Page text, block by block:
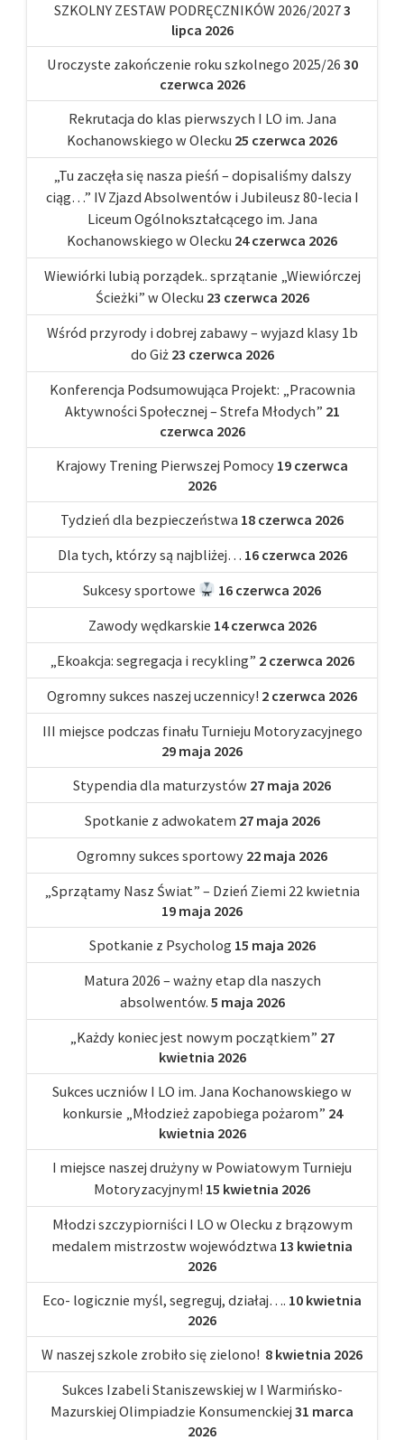
SZKOLNY ZESTAW PODRĘCZNIKÓW 2026/20273
lipca 2026
Uroczyste zakończenie roku szkolnego 2025/26 30
czerwca 2026
Rekrutacja do klas pierwszych I LO im. Jana
Kochanowskiego w Olecku 25 czerwca 2026
„Tu zaczęła się nasza pieśń – dopisaliśmy dalszy
ciąg…” IV Zjazd Absolwentów i Jubileusz 80-lecia I
Liceum Ogólnokształcącego im. Jana
Kochanowskiego w Olecku 24 czerwca 2026
Wiewiórki lubią porządek.. sprzątanie „Wiewiórczej
Ścieżki” w Olecku 23 czerwca 2026
Wśród przyrody i dobrej zabawy – wyjazd klasy 1b
do Giż 23 czerwca 2026
Konferencja Podsumowująca Projekt: „Pracownia
Aktywności Społecznej – Strefa Młodych” 21
czerwca 2026
Krajowy Trening Pierwszej Pomocy 19 czerwca
2026
Tydzień dla bezpieczeństwa 18 czerwca 2026
Dla tych, którzy są najbliżej… 16 czerwca 2026
Sukcesy sportowe
16 czerwca 2026
Zawody wędkarskie 14 czerwca 2026
„Ekoakcja: segregacja i recykling” 2 czerwca 2026
Ogromny sukces naszej uczennicy! 2 czerwca 2026
III miejsce podczas finału Turnieju Motoryzacyjnego
29 maja 2026
Stypendia dla maturzystów 27 maja 2026
Spotkanie z adwokatem 27 maja 2026
Ogromny sukces sportowy 22 maja 2026
„Sprzątamy Nasz Świat” – Dzień Ziemi 22 kwietnia
19 maja 2026
Spotkanie z Psycholog 15 maja 2026
Matura 2026 – ważny etap dla naszych
absolwentów. 5 maja 2026
„Każdy koniec jest nowym początkiem” 27
kwietnia 2026
Sukces uczniów I LO im. Jana Kochanowskiego w
konkursie „Młodzież zapobiega pożarom” 24
kwietnia 2026
I miejsce naszej drużyny w Powiatowym Turnieju
Motoryzacyjnym! 15 kwietnia 2026
Młodzi szczypiorniści I LO w Olecku z brązowym
medalem mistrzostw województwa 13 kwietnia
2026
Eco- logicznie myśl, segreguj, działaj…. 10 kwietnia
2026
W naszej szkole zrobiło się zielono! 8 kwietnia 2026
Sukces Izabeli Staniszewskiej w I Warmińsko-
Mazurskiej Olimpiadzie Konsumenckiej 31 marca
2026